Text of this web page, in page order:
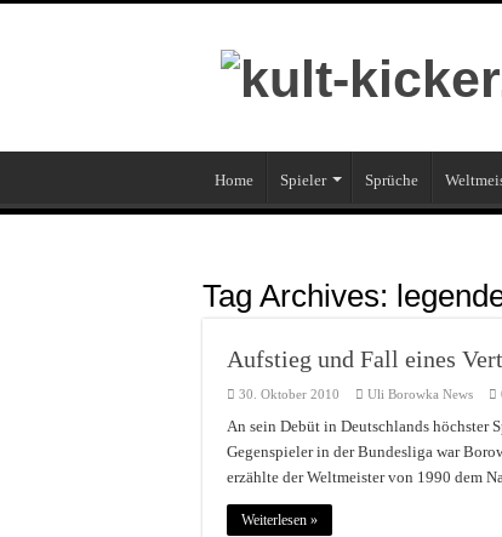
Home Spieler Sprüche
Tag Archives:
Aufstieg und Fall eines
30. Oktober 2010 Uli Borowka News
An sein Debüt in Deutschlands höchster
Gegenspieler in der Bundesliga war
erzählte der Weltmeister von 1990 dem
Weiterlesen »